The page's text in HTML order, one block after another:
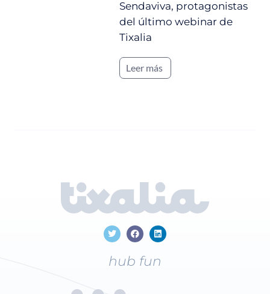
Sendaviva, protagonistas
del último webinar de
Tixalia
Leer más
hub fun